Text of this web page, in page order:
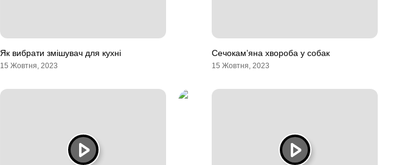
Як вибрати змішувач для кухні
15 Жовтня, 2023
Сечокам’яна хвороба у собак
15 Жовтня, 2023